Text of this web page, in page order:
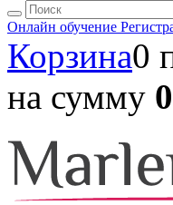
Онлайн обучение
Корзина0
на сумму